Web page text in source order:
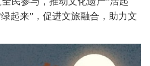
起来”，促进文旅融合，助力文